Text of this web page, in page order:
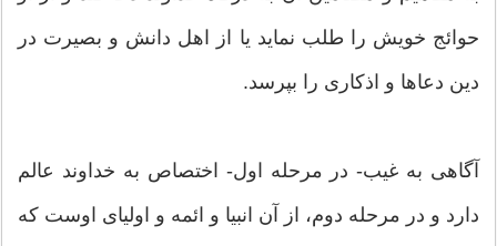
حوائج خویش را طلب نماید یا از اهل دانش و بصیرت در
دین دعاها و اذکاری را بپرسد.
آگاهی به غیب- در مرحله اول- اختصاص به خداوند عالم
دارد و در مرحله دوم، از آن انبیا و ائمه و اولیای اوست که